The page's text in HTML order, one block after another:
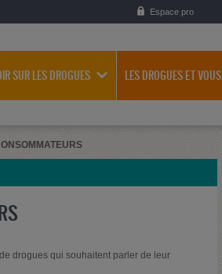
Espace pro
SUR LES DROGUES LES DROGUES ET VOUS
drogues qui souhaitent parler de leur